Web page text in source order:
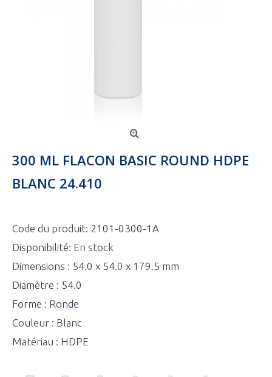
300 ML FLACON BASIC ROUND HDPE
BLANC 24.410
Code du produit: 2101-0300-1A
Disponibilité: En stock
Dimensions : 54.0 x 54.0 x 179.5 mm
Diamètre : 54.0
Forme : Ronde
Couleur : Blanc
Matériau : HDPE